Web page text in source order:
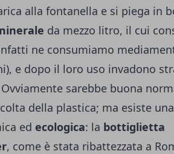
alla fontanella e si piega in
da mezzo litro, il cui
ne consumiamo
e dopo il loro uso invadono
sarebbe buona
della plastica; ma esiste una
ed ecologica: la bottiglietta
, come è stata ribattezzata a